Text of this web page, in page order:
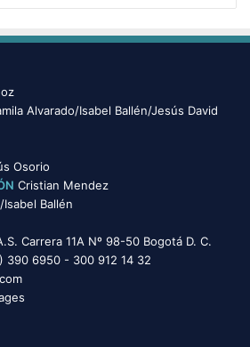
Alvarado/Isabel Ballén/Jesús David
Osorio
Cristian Mendez
Ballén
Carrera 11A Nº 98-50 Bogotá D. C.
390 6950 - 300 912 14 32